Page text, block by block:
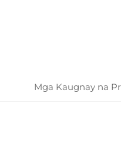
Mga Kaugnay na